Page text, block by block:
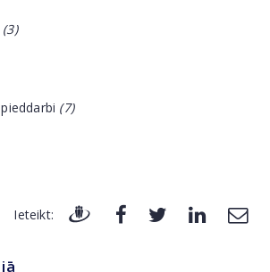
(3)
(7)
Ieteikt: